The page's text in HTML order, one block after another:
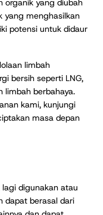
organik yang diubah
yang menghasilkan
potensi untuk didaur
limbah
bersih seperti LNG,
limbah berbahaya.
kami, kunjungi
masa depan
digunakan atau
dapat berasal dari